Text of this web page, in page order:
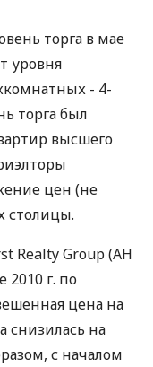
торга в мае
уровня
- 4-
торга был
высшего
цен (не
столицы.
Realty Group (АН
2010 г. по
цена на
снизилась на
с началом